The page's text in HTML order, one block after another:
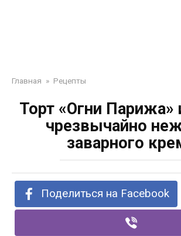
Главная » Рецепты
Торт «Огни Парижа»
чрезвычайно
заварного
Поделиться на Facebook